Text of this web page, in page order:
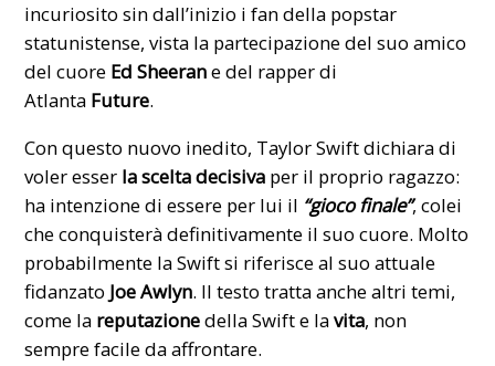
incuriosito sin dall’inizio i fan della popstar
statunistense, vista la partecipazione del suo amico
del cuore Ed Sheerane del rapper di
Atlanta Future.
Con questo nuovo inedito, Taylor Swift dichiara di
voler esser la scelta decisiva per il proprio ragazzo:
ha intenzione di essere per lui il “gioco finale”, colei
che conquisterà definitivamente il suo cuore. Molto
probabilmente la Swift si riferisce al suo attuale
fidanzato Joe Awlyn. Il testo tratta anche altri temi,
come la reputazionedella Swift e lavita, non
sempre facile da affrontare.